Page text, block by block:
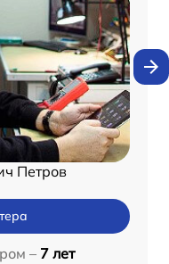
Петров
– 7 лет